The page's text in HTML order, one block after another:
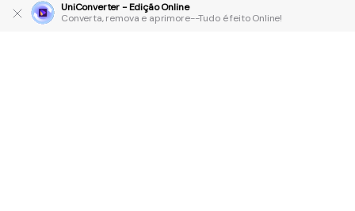
UniConverter - Edição Online
Converta, remova e aprimore--Tudo é feito Online!